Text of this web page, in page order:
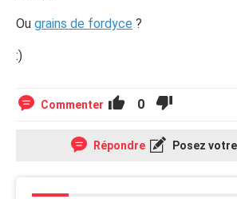
Ou grains de fordyce ?
:)
Commenter 0
Répondre Posez